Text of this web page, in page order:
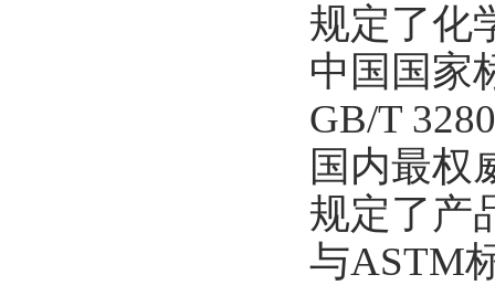
规定了化
中国国家
GB/T
国内最权
规定了产
与ASTM